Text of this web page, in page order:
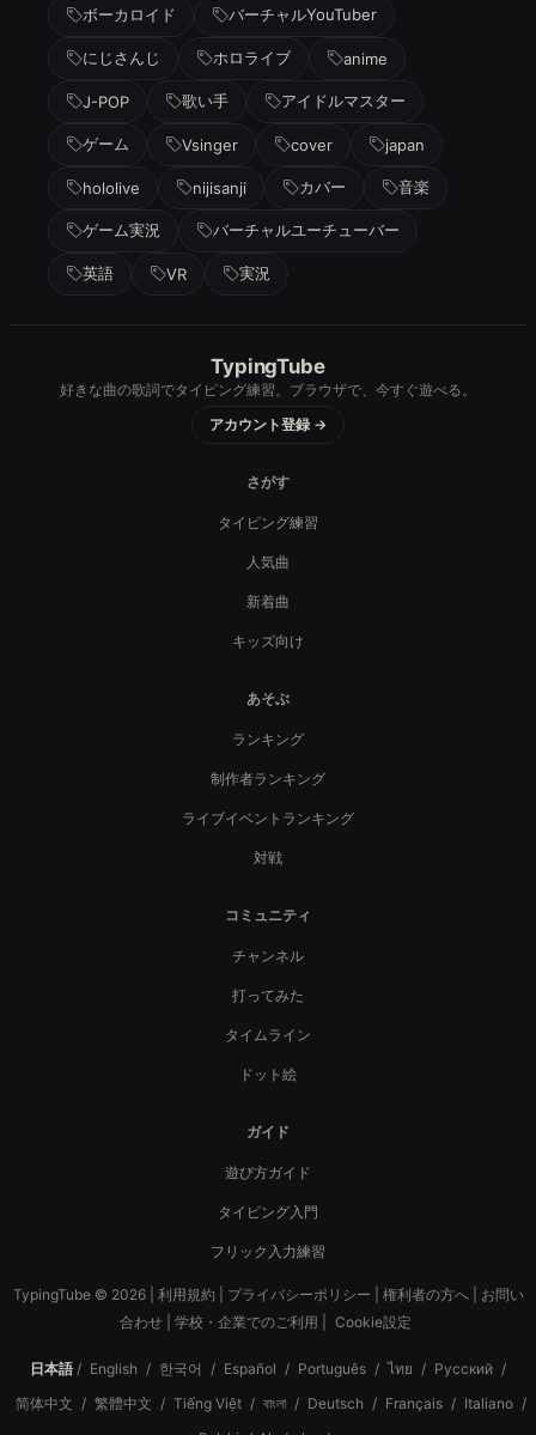
ボーカロイド バーチャルYouTuber
にじさんじ ホロライブ anime
J-POP 歌い手 アイドルマスター
ゲーム Vsinger cover japan
hololive nijisanji カバー 音楽
ゲーム実況 バーチャルユーチューバー
英語 VR 実況
TypingTube
好きな曲の歌詞でタイピング練習。ブラウザで、今すぐ遊べる。
アカウント登録 →
さがす
タイピング練習
人気曲
新着曲
キッズ向け
あそぶ
ランキング
制作者ランキング
ライブイベントランキング
対戦
コミュニティ
チャンネル
打ってみた
タイムライン
ドット絵
ガイド
遊び方ガイド
タイピング入門
フリック入力練習
TypingTube © 2026 | 利用規約 プライバシーポリシー 権利者の方へ| お問い
合わせ
学校・企業でのご利用 Cookie設定
日本語 / English / 한국어 / Español / Português / ไทย / Русский /
简体中文 / 繁體中文 / Tiếng Việt / বাংলা / Deutsch / Français / Italiano /